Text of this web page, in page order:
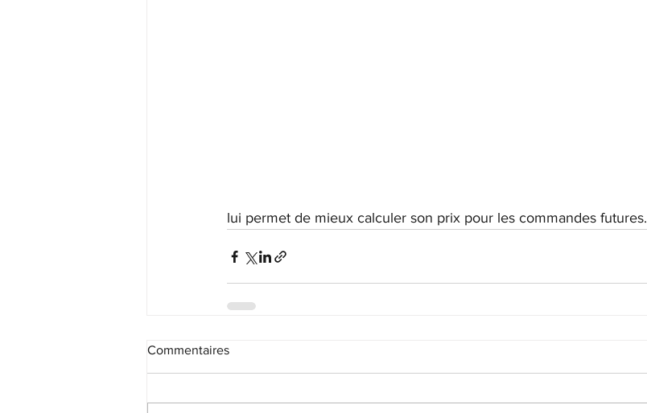
lui permet de mieux calculer son prix pour les commandes futures.
Commentaires